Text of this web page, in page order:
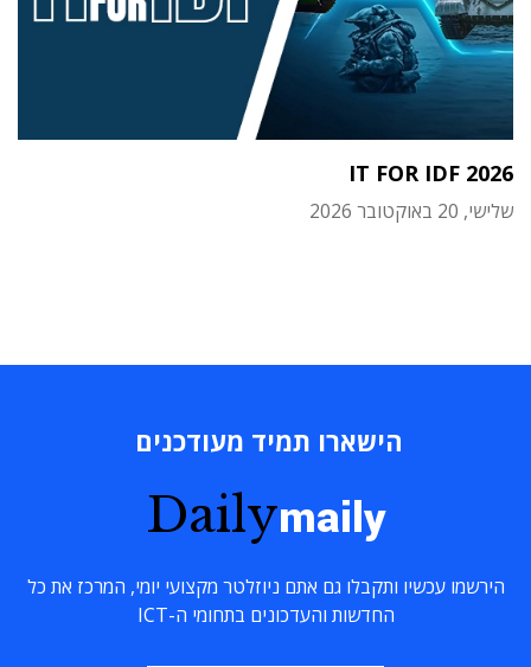
IT FOR IDF 2026
שלישי, 20 באוקטובר 2026
הישארו תמיד מעודכנים
Dailymaily
הירשמו עכשיו ותקבלו גם אתם ניוזלטר מקצועי יומי, המרכז את כל
החדשות והעדכונים בתחומי ה-ICT